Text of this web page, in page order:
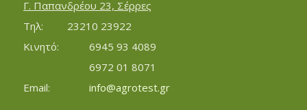
Γ. Παπανδρέου 23, Σέρρες
Τηλ:		23210 23922
Κινητό:		6945 93 4089
			6972 01 8071
info@agrotest.gr